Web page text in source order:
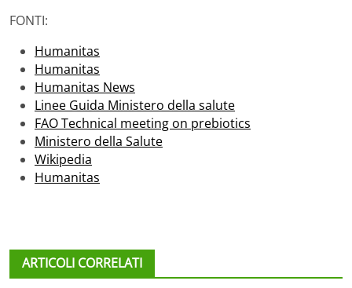
FONTI:
Humanitas
Humanitas
Humanitas News
Linee Guida Ministero della salute
FAO Technical meeting on prebiotics
Ministero della Salute
Wikipedia
Humanitas
ARTICOLI CORRELATI